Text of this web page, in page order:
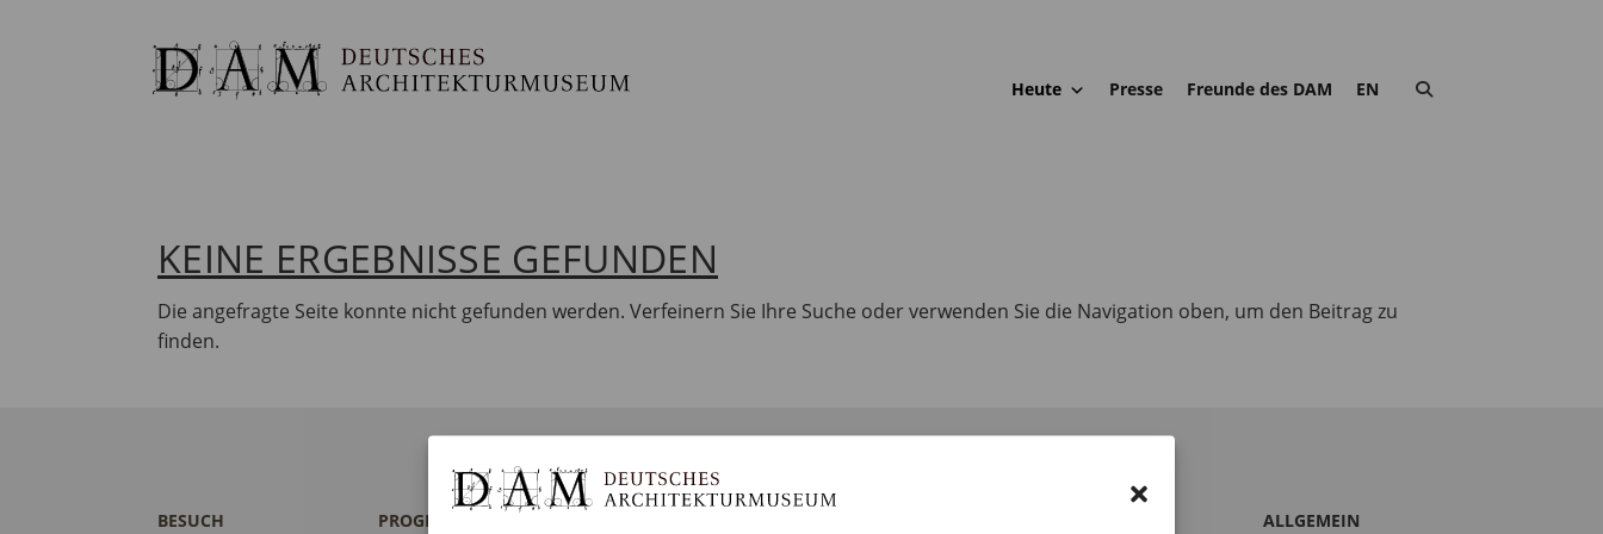
Heute Presse Freunde des DAM EN
KEINE ERGEBNISSE GEFUNDEN
Die angefragte Seite konnte nicht gefunden werden. Verfeinern Sie Ihre Suche oder verwenden Sie die Navigation oben, um den Beitrag zu
finden.
BESUCH
PROGRAMM
ALLGEMEIN